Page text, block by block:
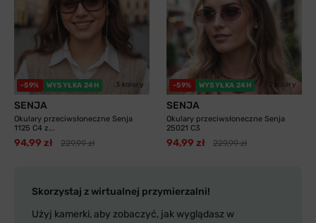
-59% WYSYŁKA 24H 3 kolory
SENJA
Okulary przeciwsłoneczne Senja
1125 C4 z...
94,99 zł 229,99 zł
-59% WYSYŁKA 24H 3 kolory
SENJA
Okulary przeciwsłoneczne Senja
25021 C3
94,99 zł 229,99 zł
Skorzystaj z wirtualnej przymierzalni!
Użyj kamerki, aby zobaczyć, jak wyglądasz w